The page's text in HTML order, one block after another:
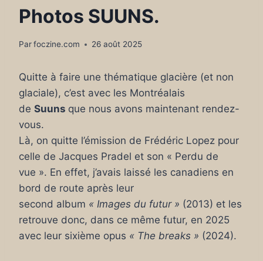
Photos SUUNS.
Parfoczine.com 26 août 2025
Quitte à faire une thématique glacière (et non
glaciale), c’est avec les Montréalais
de Suuns que nous avons maintenant rendez-
vous.
Là, on quitte l’émission de Frédéric Lopez pour
celle de Jacques Pradel et son « Perdu de
vue ». En effet, j’avais laissé les canadiens en
bord de route après leur
second album « Images du futur » (2013) et les
retrouve donc, dans ce même futur, en 2025
avec leur sixième opus « The breaks » (2024).